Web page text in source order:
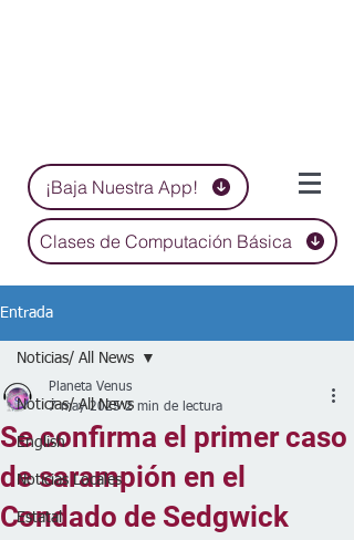
¡Baja Nuestra App!
Clases de Computación Básica
Entrada
Noticias/ All News
English
Noticias Locales
Estatal
Noticias/ All News
Se confirma el primer caso
de sarampión en el
Condado de Sedgwick
Planeta Venus
7 may 2025 2 min de lectura